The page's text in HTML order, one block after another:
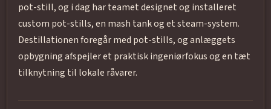
pot-still, og i dag har teamet designet og installeret
custom pot-stills, en mash tank og et steam-system.
Destillationen foregår med pot-stills, og anlæggets
opbygning afspejler et praktisk ingeniørfokus og en tæt
tilknytning til lokale råvarer.